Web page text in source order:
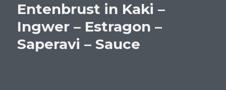
Entenbrust in Kaki –
Ingwer – Estragon –
Saperavi – Sauce